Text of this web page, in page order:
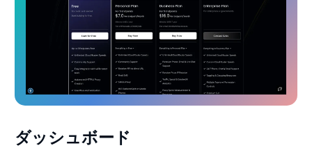
ダッシュボード